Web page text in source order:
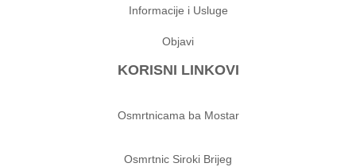
Informacije i Usluge
Objavi
KORISNI LINKOVI
Osmrtnicama ba Mostar
Osmrtnic Siroki Brijeg